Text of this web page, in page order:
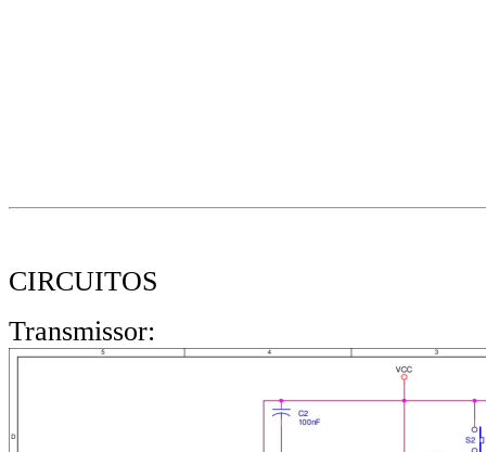
CIRCUITOS
Transmissor: